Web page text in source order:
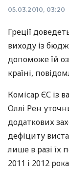
05.03.2010, 03:20
Греції
виходу із
допоможе їй
країні,
Комісар ЄС із
Оллі Рен
додаткових
дефіциту
лише в разі їх
2011 і 2012